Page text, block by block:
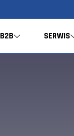
B2B SERWIS